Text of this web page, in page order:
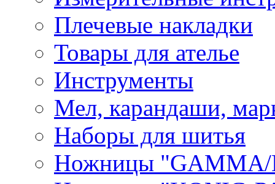
Плечевые накладки
Товары для ателье
Инструменты
Мел, карандаши,
Наборы для шитья
Ножницы "GAMMA/